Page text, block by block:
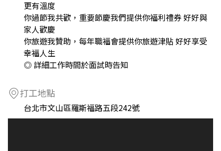
更有溫度
你過節我共歡，重要節慶我們提供你福利禮券 好好與
家人歡慶
你旅遊我贊助，每年職福會提供你旅遊津貼 好好享受
幸福人生
◎ 詳細工作時間於面試時告知
打工地點
台北市文山區羅斯福路五段242號